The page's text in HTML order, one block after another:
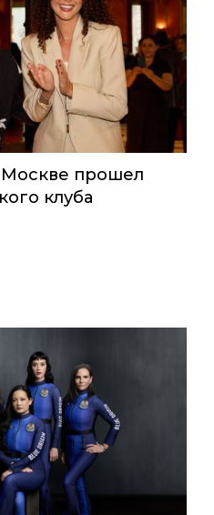
Москве прошел
клуба